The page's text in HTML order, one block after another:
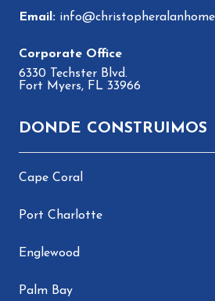
6330 Techster Blvd.
Fort Myers, FL 33966
DONDE CONSTRUIMOS
Cape Coral
Port Charlotte
Englewood
Palm Bay